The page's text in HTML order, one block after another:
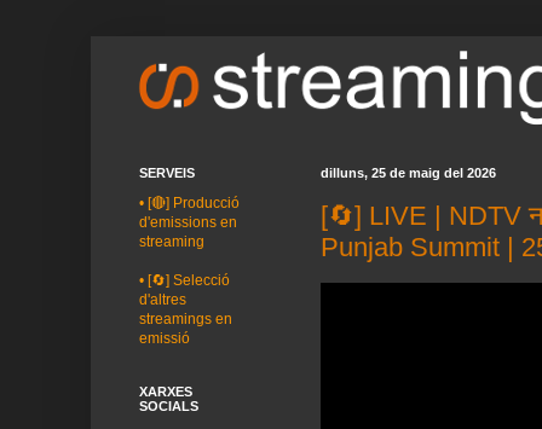
dilluns, 25 de maig del 2026
[🔄] LIVE | NDTV
Punjab Summit |
SERVEIS
• [🔴] Producció
d'emissions en
streaming
• [🔄] Selecció
d'altres
streamings en
emissió
XARXES
SOCIALS